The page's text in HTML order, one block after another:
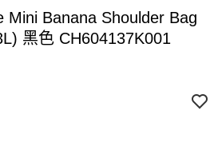
Mini Banana Shoulder Bag
黑色 CH604137K001